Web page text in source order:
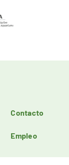
Contacto
Empleo